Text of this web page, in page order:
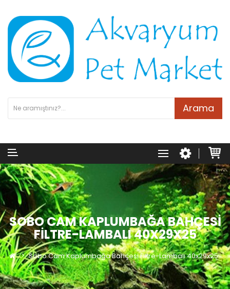
Arama
SOBO CAM KAPLUMBAĞA BAHÇESI
FILTRE-LAMBALI 40X29X25
Sobo Cam Kaplumbağa Bahçesi Filtre-Lambalı 40x29x25